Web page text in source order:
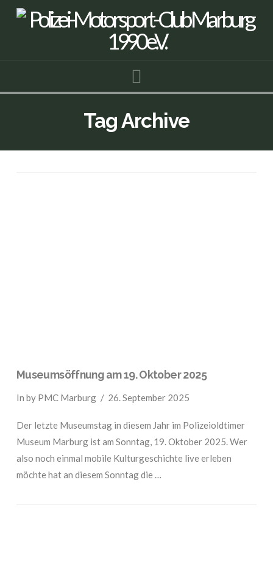
Tag Archive
Museumsöffnung am 19. Oktober 2025
In by PMC Marburg 26. September 2025
Der letzte Museumstag in diesem Jahr im Polizeioldtimer
Museum Marburg ist am Sonntag, 19. Oktober 2025. Wer
also noch einmal mobile Kulturgeschichte live erleben
möchte hat an diesem Sonntag die …